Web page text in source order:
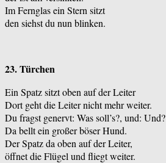
Im Fernglas ein Stern sitzt
den siehst du nun blinken.
23. Türchen
Ein Spatz sitzt oben auf der Leiter
Dort geht die Leiter nicht mehr weiter.
Du fragst genervt: Was soll’s?, und: Und?
Da bellt ein großer böser Hund.
Der Spatz da oben auf der Leiter,
öffnet die Flügel und fliegt weiter.